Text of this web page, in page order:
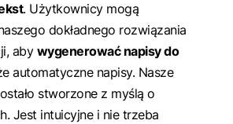
. Użytkownicy mogą
dokładnego rozwiązania
aby wygenerować napisy do
automatyczne napisy. Nasze
stworzone z myślą o
Jest intuicyjne i nie trzeba